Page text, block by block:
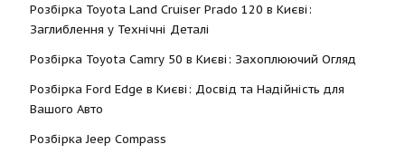
Розбірка Toyota Land Cruiser Prado 120 в Києві:
Заглиблення у Технічні Деталі
Розбірка Toyota Camry 50 в Києві: Захоплюючий Огляд
Розбірка Ford Edge в Києві: Досвід та Надійність для
Вашого Авто
Розбірка Jeep Compass